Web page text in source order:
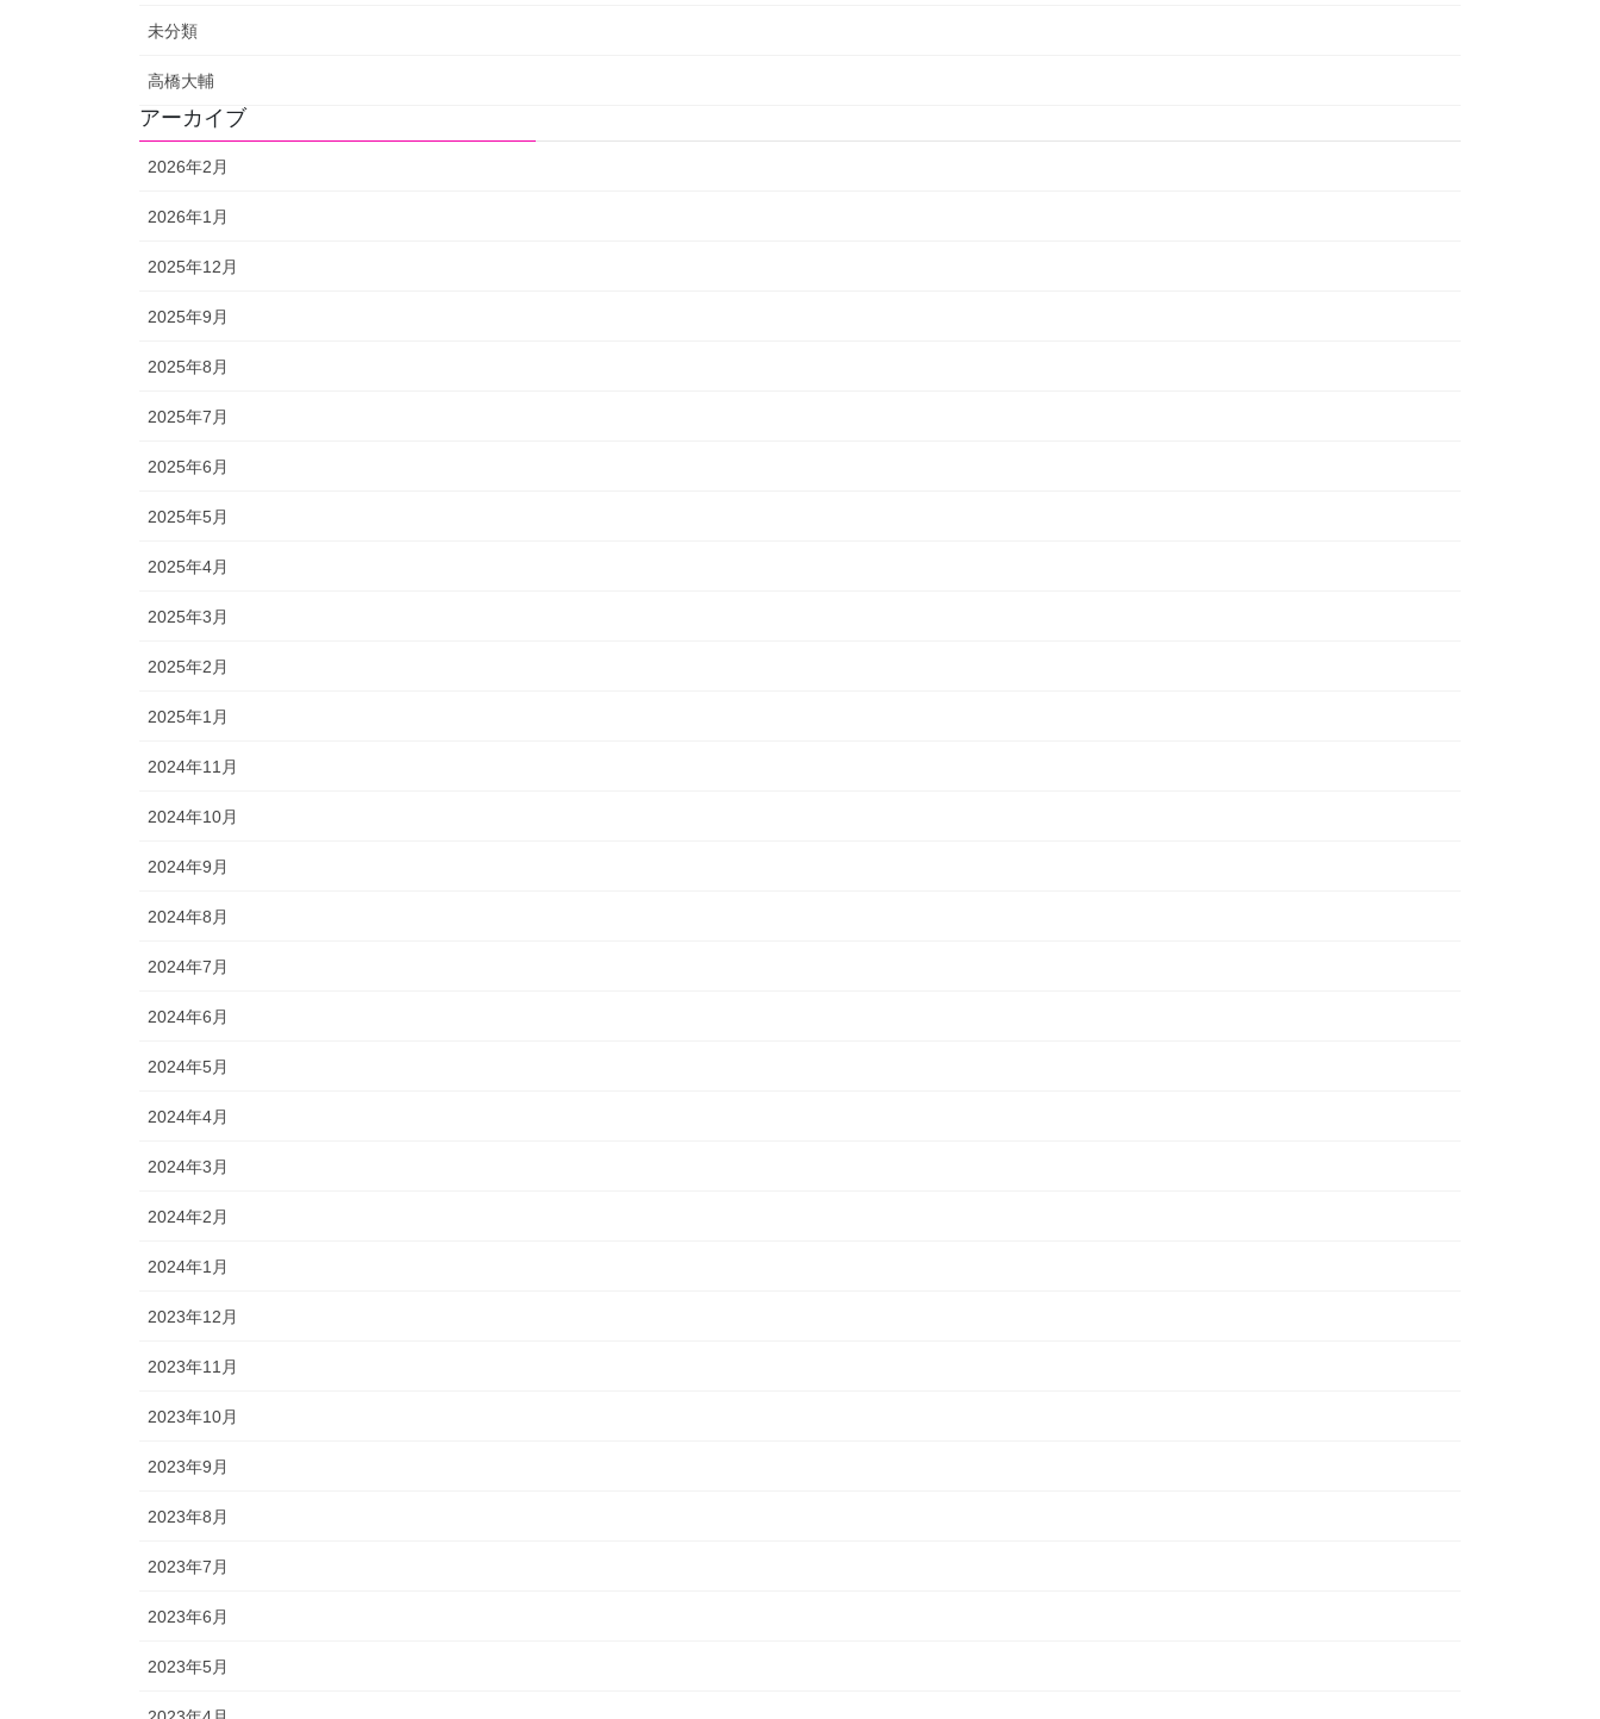
未分類
高橋大輔
アーカイブ
2026年2月
2026年1月
2025年12月
2025年9月
2025年8月
2025年7月
2025年6月
2025年5月
2025年4月
2025年3月
2025年2月
2025年1月
2024年11月
2024年10月
2024年9月
2024年8月
2024年7月
2024年6月
2024年5月
2024年4月
2024年3月
2024年2月
2024年1月
2023年12月
2023年11月
2023年10月
2023年9月
2023年8月
2023年7月
2023年6月
2023年5月